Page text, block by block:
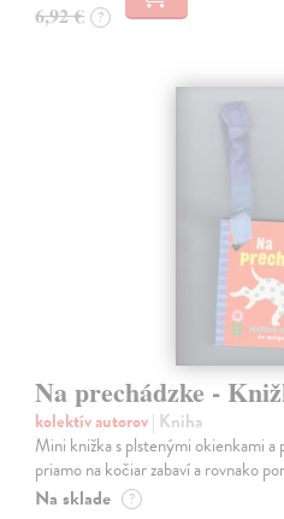
6,92 € ?
Na prechádzke -
kolektív autorov| Kniha
Mini knižka s plstenými okienkami
priamo na kočiar zabaví a rovnako
Na sklade ?